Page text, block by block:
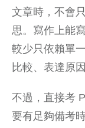
文章時，不會
思。寫作上能
較少只依賴單
比較、表達原
不過，直接考
要有足夠備考